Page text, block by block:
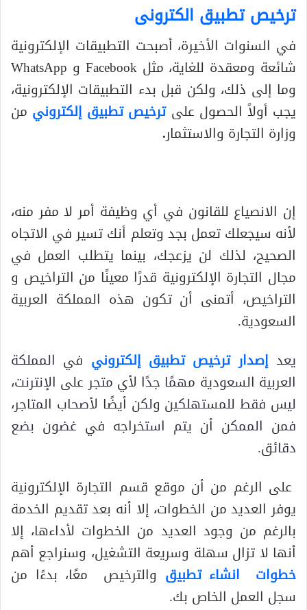
ترخيص تطبيق الكترونى
في السنوات الأخيرة، أصبحت التطبيقات الإلكترونية
شائعة ومعقدة للغاية، مثل Facebook و WhatsApp
وما إلى ذلك، ولكن قبل بدء التطبيقات الإلكترونية،
يجب أولاً الحصول على ترخيص تطبيق إلكتروني من
وزارة التجارة والاستثمار.
إن الانصياع للقانون في أي وظيفة أمر لا مفر منه،
لأنه سيجعلك تعمل بجد وتعلم أنك تسير في الاتجاه
الصحيح، لذلك لن يزعجك، بينما يتطلب العمل في
مجال التجارة الإلكترونية قدرًا معينًا من التراخيص و
التراخيص، أتمنى أن تكون هذه المملكة العربية
السعودية.
يعدإصدار ترخيص تطبيق إلكتروني في المملكة
العربية السعودية مهمًا جدًا لأي متجر على الإنترنت،
ليس فقط للمستهلكين ولكن أيضًا لأصحاب المتاجر،
فمن الممكن أن يتم استخراجه في غضون بضع
دقائق.
على الرغم من أن موقع قسم التجارة الإلكترونية
يوفر العديد من الخطوات، إلا أنه بعد تقديم الخدمة
بالرغم من وجود العديد من الخطوات لأداءها، إلا
أنها لا تزال سهلة وسريعة التشغيل، وسنراجع أهم
خطوات انشاء تطبيق والترخيص معًا، بدءًا من
سجل العمل الخاص بك.